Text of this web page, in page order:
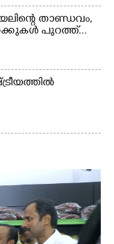
താണ്ഡവം,
പുറത്ത്...